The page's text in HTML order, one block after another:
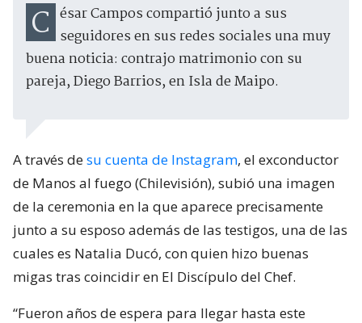
César Campos compartió junto a sus seguidores en sus redes sociales una muy
buena noticia: contrajo matrimonio con su
pareja, Diego Barrios, en Isla de Maipo.
A través desu cuenta de Instagram, el exconductor
de Manos al fuego (Chilevisión), subió una imagen
de la ceremonia en la que aparece precisamente
junto a su esposo además de las testigos, una de las
cuales es Natalia Ducó, con quien hizo buenas
migas tras coincidir en El Discípulo del Chef.
“Fueron años de espera para llegar hasta este